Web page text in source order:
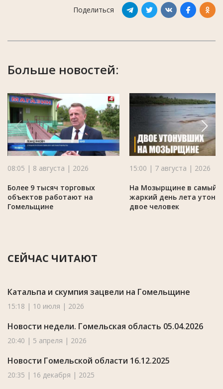
Поделиться
Больше новостей:
08:05 | 8 августа | 2026
Более 9 тысяч торговых
объектов работают на
Гомельщине
15:00 | 7 августа | 2026
На Мозырщине в самый
жаркий день лета
двое человек
СЕЙЧАС ЧИТАЮТ
Катальпа и скумпия зацвели на Гомельщине
15:18 | 10 июля | 2026
Новости недели. Гомельская область 05.04.2026
20:40 | 5 апреля | 2026
Новости Гомельской области 16.12.2025
20:35 | 16 декабря | 2025